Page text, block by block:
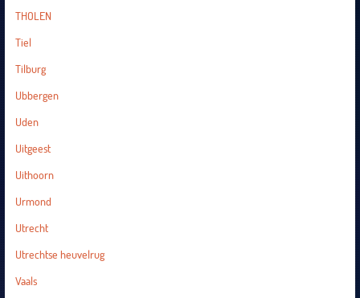
THOLEN
Tiel
Tilburg
Ubbergen
Uden
Uitgeest
Uithoorn
Urmond
Utrecht
Utrechtse heuvelrug
Vaals